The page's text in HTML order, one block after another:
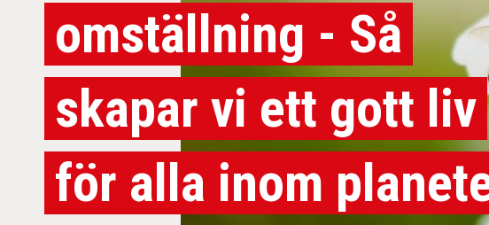
omställning - Så
skapar vi ett gott liv
för alla inom